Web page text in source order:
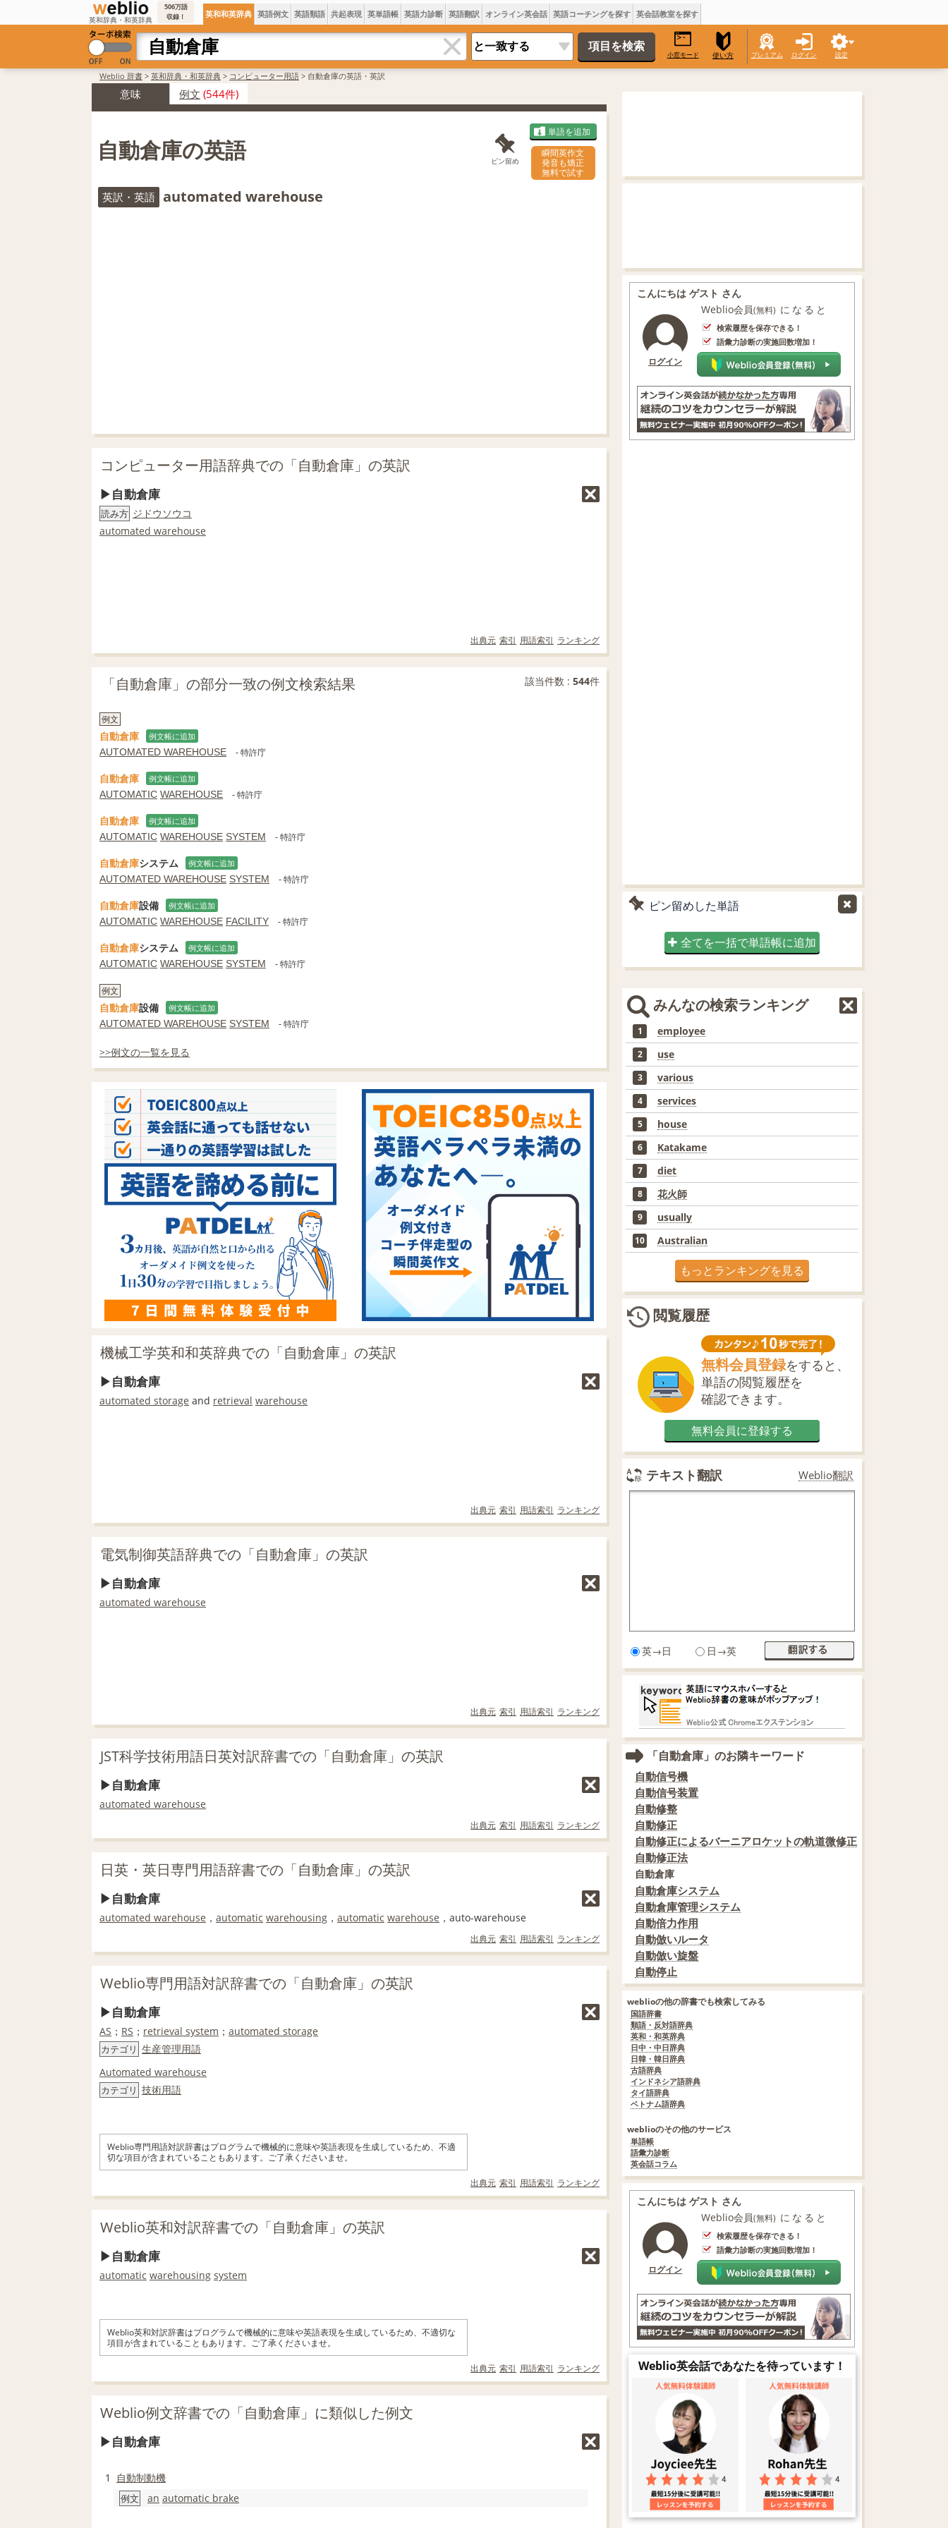
英和辞典・和英辞典
506万語
収録！
英和和英辞典 英語例文 英語類語 共起表現 英単語帳 英語力診断 英語翻訳 オンライン英会話 英語コーチングを探す 英会話教室を探す
小窓モード 使い方 プレミアム ログイン 設定
Weblio 辞書 > 英和辞典・和英辞典 > コンピューター用語 > 自動倉庫の英語・英訳
意味 例文 (544件)
自動倉庫の英語 ピン留め
単語を追加
瞬間英作文
発音も矯正
無料で試す
英訳・英語 automated warehouse
コンピューター用語辞典での「自動倉庫」の英訳
自動倉庫
読み方 ジドウソウコ
automated warehouse
出典元 索引 用語索引 ランキング
「自動倉庫」の部分一致の例文検索結果 該当件数 : 544件
例文
自動倉庫 例文帳に追加
AUTOMATED WAREHOUSE - 特許庁
自動倉庫 例文帳に追加
AUTOMATIC WAREHOUSE - 特許庁
自動倉庫 例文帳に追加
AUTOMATIC WAREHOUSE SYSTEM - 特許庁
自動倉庫システム 例文帳に追加
AUTOMATED WAREHOUSE SYSTEM - 特許庁
自動倉庫設備 例文帳に追加
AUTOMATIC WAREHOUSE FACILITY - 特許庁
自動倉庫システム 例文帳に追加
AUTOMATIC WAREHOUSE SYSTEM - 特許庁
例文
自動倉庫設備 例文帳に追加
AUTOMATED WAREHOUSE SYSTEM - 特許庁
>>例文の一覧を見る
機械工学英和和英辞典での「自動倉庫」の英訳
自動倉庫
automated storage and retrieval warehouse
出典元 索引 用語索引 ランキング
電気制御英語辞典での「自動倉庫」の英訳
自動倉庫
automated warehouse
出典元 索引 用語索引 ランキング
JST科学技術用語日英対訳辞書での「自動倉庫」の英訳
自動倉庫
automated warehouse
出典元 索引 用語索引 ランキング
日英・英日専門用語辞書での「自動倉庫」の英訳
自動倉庫
automated warehouse ， automatic warehousing ， automatic warehouse ，auto-warehouse
出典元 索引 用語索引 ランキング
Weblio専門用語対訳辞書での「自動倉庫」の英訳
自動倉庫
AS ； RS ； retrieval system ； automated storage
カテゴリ 生産管理用語
Automated warehouse
カテゴリ 技術用語
Weblio専門用語対訳辞書はプログラムで機械的に意味や英語表現を生成しているため、不適
切な項目が含まれていることもあります。ご了承くださいませ。
出典元 索引 用語索引 ランキング
Weblio英和対訳辞書での「自動倉庫」の英訳
自動倉庫
automatic warehousing system
Weblio英和対訳辞書はプログラムで機械的に意味や英語表現を生成しているため、不適切な
項目が含まれていることもあります。ご了承くださいませ。
出典元 索引 用語索引 ランキング
Weblio例文辞書での「自動倉庫」に類似した例文
自動倉庫
1 自動制動機
例文 an automatic brake
こんにちは ゲスト さん
ログイン
Weblio会員(無料) になると
検索履歴を保存できる！
語彙力診断の実施回数増加！
ピン留めした単語
全てを一括で単語帳に追加
みんなの検索ランキング
1 employee
2 use
3 various
4 services
5 house
6 Katakame
7 diet
8 花火師
9 usually
10 Australian
もっとランキングを見る
閲覧履歴
無料会員登録をすると、
単語の閲覧履歴を
確認できます。
無料会員に登録する
テキスト翻訳 Weblio翻訳
英→日 日→英
「自動倉庫」のお隣キーワード
自動信号機
自動信号装置
自動修整
自動修正
自動修正によるバーニアロケットの軌道微修正
自動修正法
自動倉庫
自動倉庫システム
自動倉庫管理システム
自動倍力作用
自動倣いルータ
自動倣い旋盤
自動停止
weblioの他の辞書でも検索してみる
国語辞書
類語・反対語辞典
英和・和英辞典
日中・中日辞典
日韓・韓日辞典
古語辞典
インドネシア語辞典
タイ語辞典
ベトナム語辞典
weblioのその他のサービス
単語帳
語彙力診断
英会話コラム
こんにちは ゲスト さん
ログイン
Weblio会員(無料) になると
検索履歴を保存できる！
語彙力診断の実施回数増加！
Weblio英会話であなたを待っています！